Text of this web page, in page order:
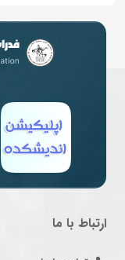
ارتباط با ما